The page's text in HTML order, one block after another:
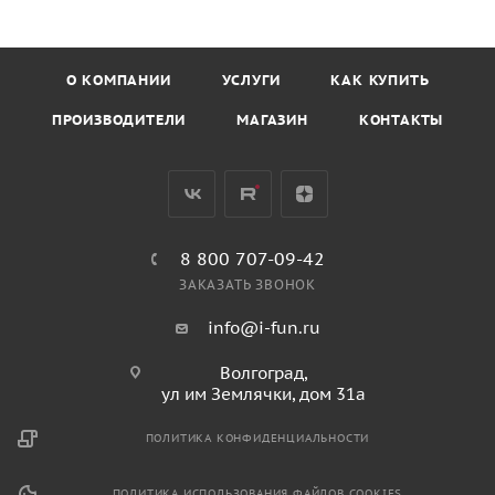
О КОМПАНИИ УСЛУГИ КАК КУПИТЬ
ПРОИЗВОДИТЕЛИ МАГАЗИН КОНТАКТЫ
8 800 707-09-42
ЗАКАЗАТЬ ЗВОНОК
info@i-fun.ru
Волгоград,
ул им Землячки, дом 31а
ПОЛИТИКА КОНФИДЕНЦИАЛЬНОСТИ